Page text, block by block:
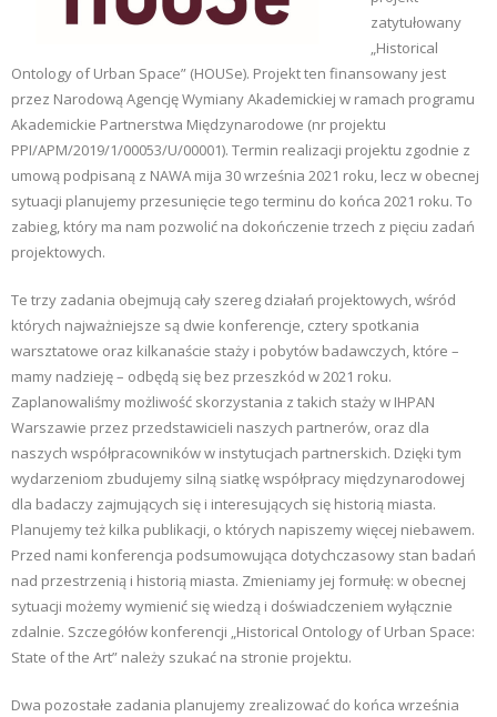
zatytułowany
„Historical
Ontology of Urban Space” (HOUSe). Projekt ten finansowany jest
przez Narodową Agencję Wymiany Akademickiej w ramach programu
Akademickie Partnerstwa Międzynarodowe (nr projektu
PPI/APM/2019/1/00053/U/00001). Termin realizacji projektu zgodnie z
umową podpisaną z NAWA mija 30 września 2021 roku, lecz w obecnej
sytuacji planujemy przesunięcie tego terminu do końca 2021 roku. To
zabieg, który ma nam pozwolić na dokończenie trzech z pięciu zadań
projektowych.
Te trzy zadania obejmują cały szereg działań projektowych, wśród
których najważniejsze są dwie konferencje, cztery spotkania
warsztatowe oraz kilkanaście staży i pobytów badawczych, które –
mamy nadzieję – odbędą się bez przeszkód w 2021 roku.
Zaplanowaliśmy możliwość skorzystania z takich staży w IHPAN
Warszawie przez przedstawicieli naszych partnerów, oraz dla
naszych współpracowników w instytucjach partnerskich. Dzięki tym
wydarzeniom zbudujemy silną siatkę współpracy międzynarodowej
dla badaczy zajmujących się i interesujących się historią miasta.
Planujemy też kilka publikacji, o których napiszemy więcej niebawem.
Przed nami konferencja podsumowująca dotychczasowy stan badań
nad przestrzenią i historią miasta. Zmieniamy jej formułę: w obecnej
sytuacji możemy wymienić się wiedzą i doświadczeniem wyłącznie
zdalnie. Szczegółów konferencji „Historical Ontology of Urban Space:
State of the Art” należy szukać na stronie projektu.
Dwa pozostałe zadania planujemy zrealizować do końca września